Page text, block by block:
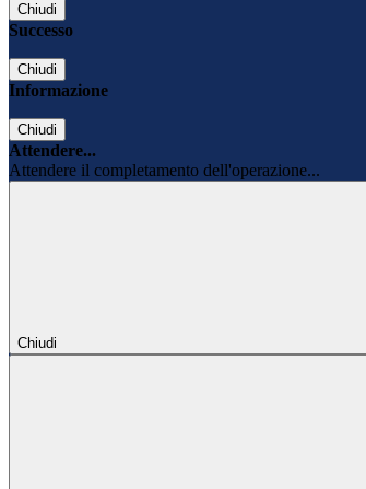
Chiudi
Successo
Chiudi
Informazione
Chiudi
Attendere...
Attendere il completamento dell'operazione...
Chiudi